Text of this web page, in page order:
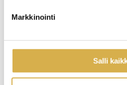
Markkinointi
Salli
VANTAA
Matkailupalvelujen